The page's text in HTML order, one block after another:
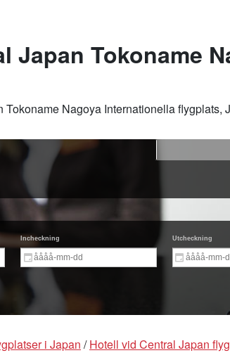
Japan Tokoname
Nagoya Internationella flygplats,
i Japan /Hotell vid Central Japan